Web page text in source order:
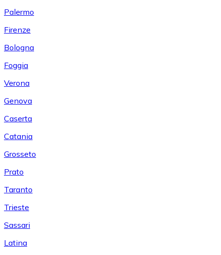
Palermo
Firenze
Bologna
Foggia
Verona
Genova
Caserta
Catania
Grosseto
Prato
Taranto
Trieste
Sassari
Latina